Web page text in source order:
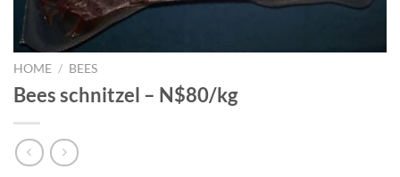
HOME / BEES
Bees schnitzel – N$80/kg